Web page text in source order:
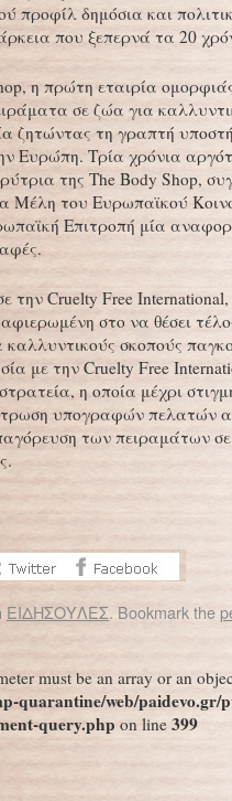
προφίλ δημόσια και
που ξεπερνά τα 20
η πρώτη εταιρία
σε ζώα για
ζητώντας τη γραπτή
Ευρώπη. Τρία χρόνια
της The Body Shop,
Μέλη του Ευρωπαϊκού
Επιτροπή μία
την Cruelty Free
στο να θέσει
σκοπούς
με την Cruelty Free
η οποία μέχρι
υπογραφών πελατών
των πειραμάτων
ΕΙΔΗΣΟΥΛΕΣ. Bookmark the
must be an array or an
quarantine/web/paidevo.gr/
query.php on line 399